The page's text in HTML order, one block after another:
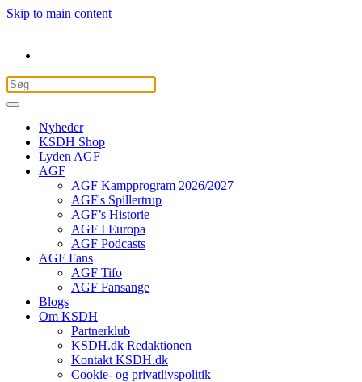
Skip to main content
Nyheder
KSDH Shop
Lyden AGF
AGF
AGF Kampprogram 2026/2027
AGF's Spillertrup
AGF’s Historie
AGF I Europa
AGF Podcasts
AGF Fans
AGF Tifo
AGF Fansange
Blogs
Om KSDH
Partnerklub
KSDH.dk Redaktionen
Kontakt KSDH.dk
Cookie- og privatlivspolitik